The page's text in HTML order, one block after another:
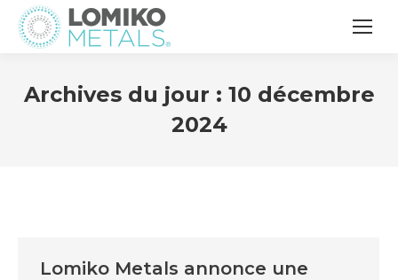
Archives du jour : 10 décembre
2024
Lomiko Metals annonce une